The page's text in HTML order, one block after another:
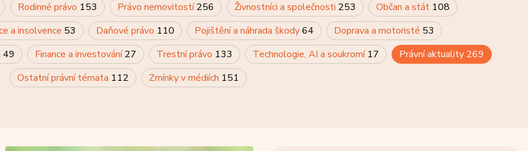
Rodinné právo 153 Právo nemovitostí256 Živnostníci a společnosti 253 Občan a stát 108
a insolvence 53 Daňové právo 110 Pojištění a náhrada škody64 Doprava a motoristé 53
49 Finance a investování27 Trestní právo 133 Technologie, AI a soukromí 17 Právní aktuality 269
Ostatní právní témata 112 Zmínky v médiích 151